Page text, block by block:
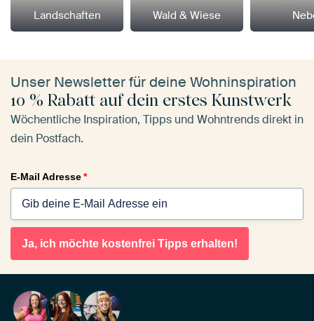
Landschaften Wald & Wiese
Unser Newsletter für deine Wohninspiration
10 % Rabatt auf dein erstes Kunstwerk
Wöchentliche Inspiration, Tipps und Wohntrends direkt in
dein Postfach.
E-Mail Adresse*
Ja, ich möchte kostenfrei Tipps erhalten!